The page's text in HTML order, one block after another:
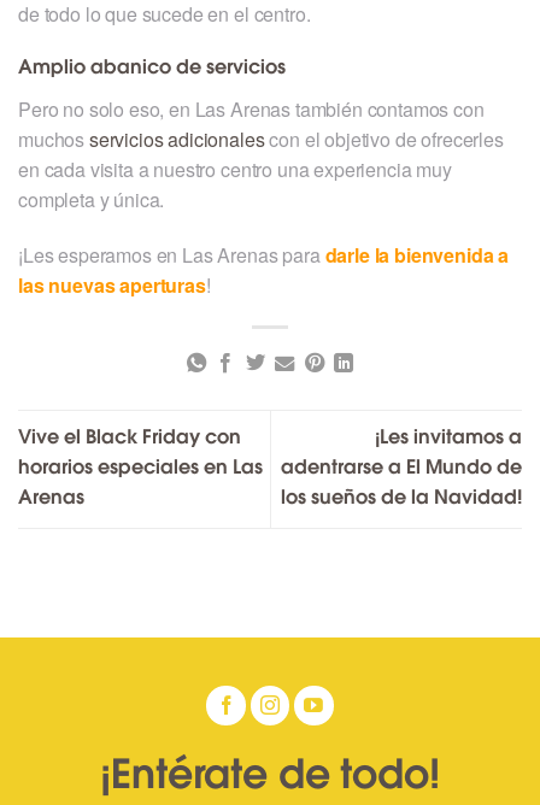
de todo lo que sucede en el centro.
Amplio abanico de servicios
Pero no solo eso, en Las Arenas también contamos con
muchosservicios adicionalescon el objetivo de ofrecerles
en cada visita a nuestro centro una experiencia muy
completa y única.
¡Les esperamos en Las Arenas paradarle la bienvenida a
las nuevas aperturas!
Vive el Black Friday con
horarios especiales en Las
Arenas
¡Les invitamos a
adentrarse a El Mundo de
los sueños de la Navidad!
¡Entérate de todo!